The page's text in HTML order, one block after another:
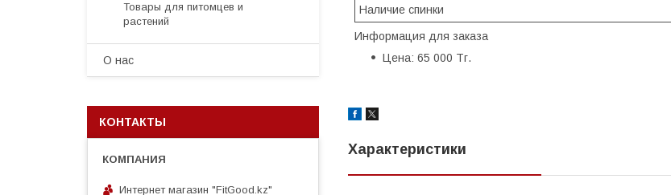
Наличие спинки
Информация для заказа
Цена: 65 000 Тг.
Характеристики
Товары для питомцев и
растений
О нас
КОНТАКТЫ
Интернет магазин "FitGood.kz"